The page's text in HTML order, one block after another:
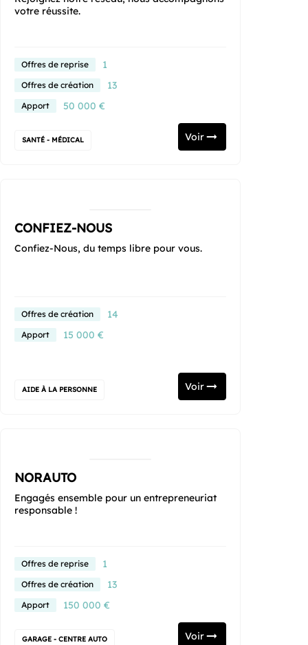
votre réussite.
Offres de reprise 1
Offres de création 13
Apport 50 000 €
SANTÉ - MÉDICAL Voir
CONFIEZ-NOUS
Confiez-Nous, du temps libre pour vous.
Offres de création 14
Apport 15 000 €
AIDE À LA PERSONNE Voir
NORAUTO
Engagés ensemble pour un entrepreneuriat
responsable !
Offres de reprise 1
Offres de création 13
Apport 150 000 €
GARAGE - CENTRE AUTO Voir